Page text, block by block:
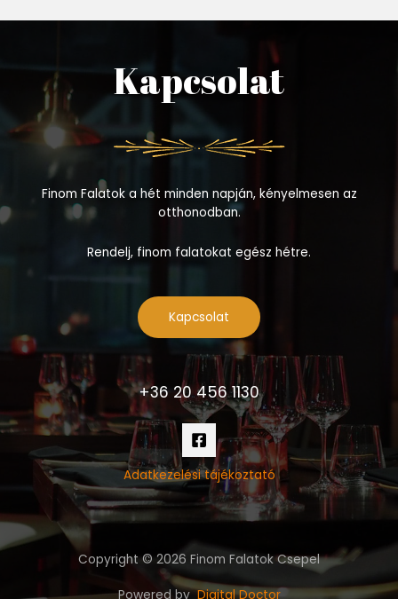
Kapcsolat
Finom Falatok a hét minden napján, kényelmesen az
otthonodban.
Rendelj, finom falatokat egész hétre.
Kapcsolat
+36 20 456 1130
Adatkezelési tájékoztató
Copyright © 2026 Finom Falatok Csepel
Powered byDigital Doctor